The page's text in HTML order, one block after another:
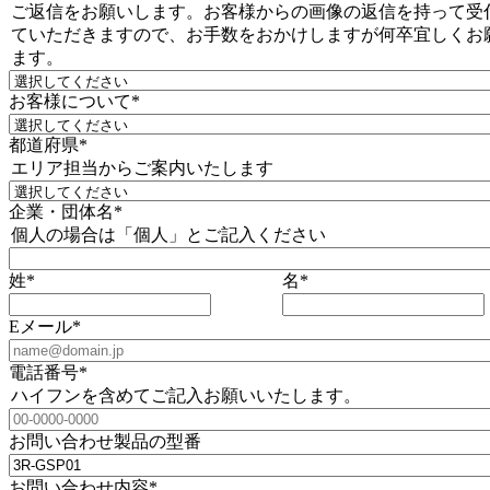
ご返信をお願いします。お客様からの画像の返信を持って受
ていただきますので、お手数をおかけしますが何卒宜しくお
ます。
お客様について*
都道府県*
エリア担当からご案内いたします
企業・団体名*
個人の場合は「個人」とご記入ください
姓* 名*
Eメール*
電話番号*
ハイフンを含めてご記入お願いいたします。
お問い合わせ製品の型番